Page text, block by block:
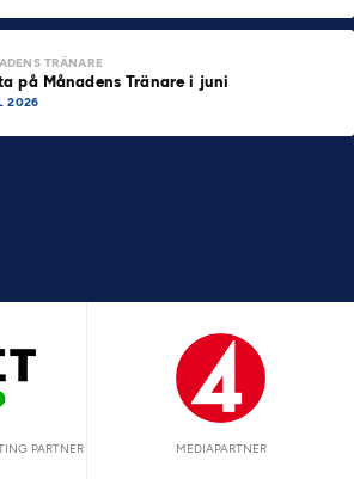
TRÄNARE
på Månadens Tränare i juni
2026
PARTNER
MEDIAPARTNER